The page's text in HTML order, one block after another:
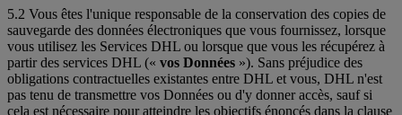
5.2 Vous êtes l'unique responsable de la conservation des copies de
sauvegarde des données électroniques que vous fournissez, lorsque
vous utilisez les Services DHL ou lorsque que vous les récupérez à
partir des services DHL (« vos Données »). Sans préjudice des
obligations contractuelles existantes entre DHL et vous, DHL n'est
pas tenu de transmettre vos Données ou d'y donner accès, sauf si
cela est nécessaire pour atteindre les objectifs énoncés dans la clause